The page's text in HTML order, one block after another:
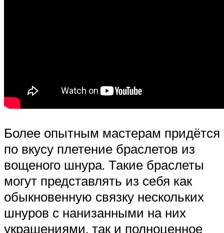
Более опытным мастерам придётся
по вкусу плетение браслетов из
вощеного шнура. Такие браслеты
могут представлять из себя как
обыкновенную связку нескольких
шнуров с нанизанными на них
украшениями, так и полноценное